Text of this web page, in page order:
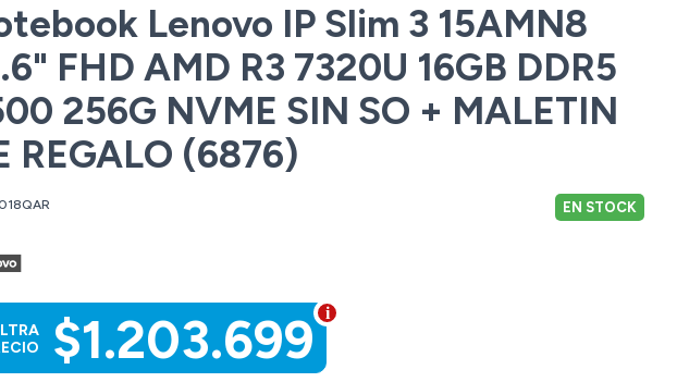
Lenovo IP Slim 3 15AMN8
FHD AMD R3 7320U 16GB DDR5
256G NVME SIN SO + MALETIN
REGALO (6876)
EN STOCK
$1.203.699